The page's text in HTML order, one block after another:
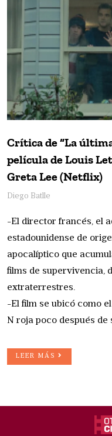
Crítica de “La
película de Louis
Greta Lee (Netflix)
Diego Batlle
-El director francés, el
estadounidense de
apocalíptico que
films de supervivencia,
extraterrestres.
-El film se ubicó como
N roja poco después de
LEER MÁS